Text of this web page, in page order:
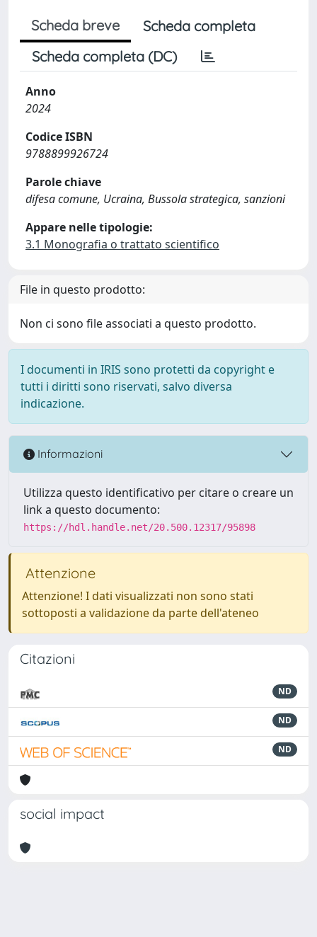
Scheda breve
Scheda completa
Scheda completa (DC)
Anno
2024
Codice ISBN
9788899926724
Parole chiave
difesa comune, Ucraina, Bussola strategica, sanzioni
Appare nelle tipologie:
3.1 Monografia o trattato scientifico
File in questo prodotto:
Non ci sono file associati a questo prodotto.
I documenti in IRIS sono protetti da copyright e
tutti i diritti sono riservati, salvo diversa
indicazione.
Informazioni
Utilizza questo identificativo per citare o creare un
link a questo documento:
https://hdl.handle.net/20.500.12317/95898
Attenzione
Attenzione! I dati visualizzati non sono stati
sottoposti a validazione da parte dell'ateneo
Citazioni
ND
ND
ND
social impact